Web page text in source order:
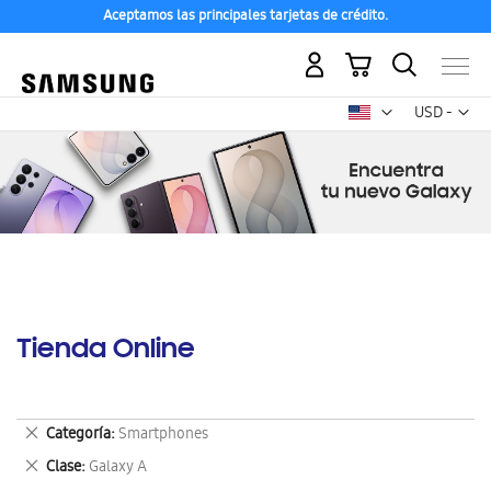
Aceptamos las principales tarjetas de crédito.
USD -
dólar
Mi carrito
Tienda Online
Categoría Smartphones
Eliminar
este
artículo
Clase Galaxy A
Eliminar